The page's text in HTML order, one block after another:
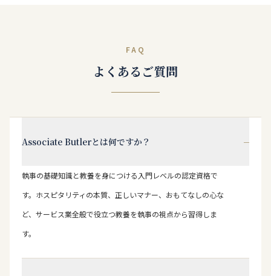
FAQ
よくあるご質問
Associate Butlerとは何ですか？ −
執事の基礎知識と教養を身につける入門レベルの認定資格で
す。ホスピタリティの本質、正しいマナー、おもてなしの心な
ど、サービス業全般で役立つ教養を執事の視点から習得しま
す。